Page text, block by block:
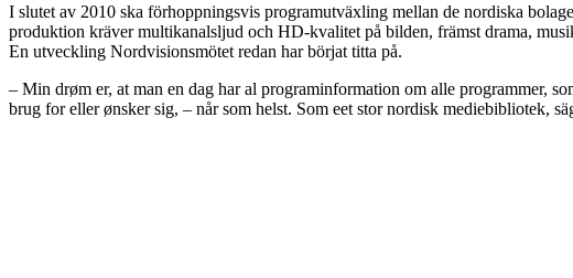
I slutet av 2010 ska förhoppningsvis programutväxling mellan de nordiska
produktion kräver multikanalsljud och HD-kvalitet på bilden, främst drama,
En utveckling Nordvisionsmötet redan har börjat titta på.
– Min drøm er, at man en dag har al programinformation om alle programmer,
brug for eller ønsker sig, – når som helst. Som eet stor nordisk mediebibliotek,